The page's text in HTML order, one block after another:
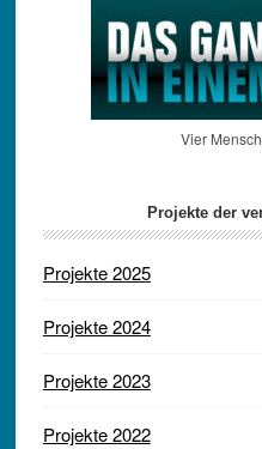
Vier
Projekte der
Projekte 2025
Projekte 2024
Projekte 2023
Projekte 2022